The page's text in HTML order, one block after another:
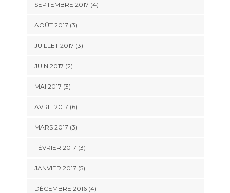
SEPTEMBRE 2017 (4)
AOÛT 2017 (3)
JUILLET 2017 (3)
JUIN 2017 (2)
MAI 2017 (3)
AVRIL 2017 (6)
MARS 2017 (3)
FÉVRIER 2017 (3)
JANVIER 2017 (5)
DÉCEMBRE 2016(4)